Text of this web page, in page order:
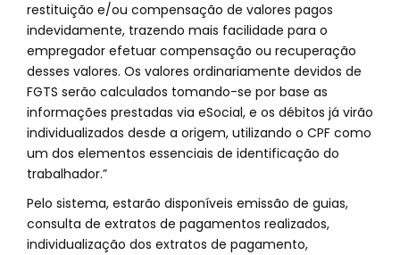
restituição e/ou compensação de valores pagos
indevidamente, trazendo mais facilidade para o
empregador efetuar compensação ou recuperação
desses valores. Os valores ordinariamente devidos de
FGTS serão calculados tomando-se por base as
informações prestadas via eSocial, e os débitos já virão
individualizados desde a origem, utilizando o CPF como
um dos elementos essenciais de identificação do
trabalhador.”
Pelo sistema, estarão disponíveis emissão de guias,
consulta de extratos de pagamentos realizados,
individualização dos extratos de pagamento,